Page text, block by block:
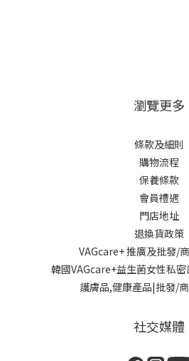
瀏覽更多
條款及細則
購物流程
保養條款
會員禮遇
門店地址
退換貨政策
VAGcare+ 推廣及批發/
韓國VAGcare+益生菌女性私
護膚品,健康產品|批發/
社交媒體